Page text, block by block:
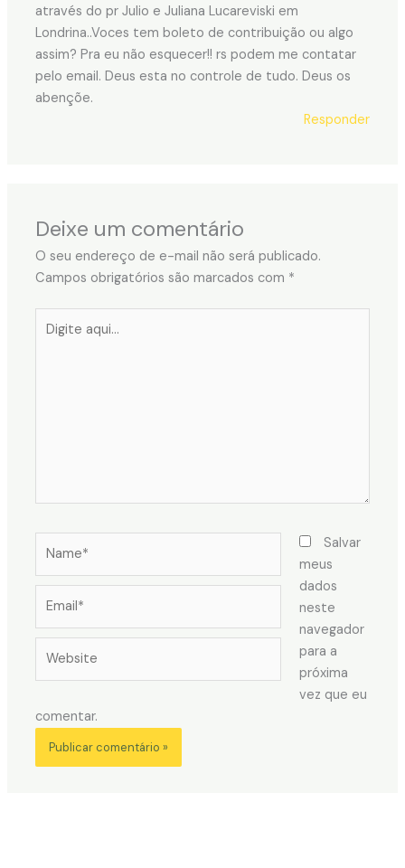
através do pr Julio e Juliana Lucareviski em
Londrina..Voces tem boleto de contribuição ou algo
assim? Pra eu não esquecer!! rs podem me contatar
pelo email. Deus esta no controle de tudo. Deus os
abençõe.
Responder
Deixe um comentário
O seu endereço de e-mail não será publicado.
Campos obrigatórios são marcados com *
aqui...
Salvar
meus
dados
neste
navegador
para a
próxima
vez que eu
comentar.